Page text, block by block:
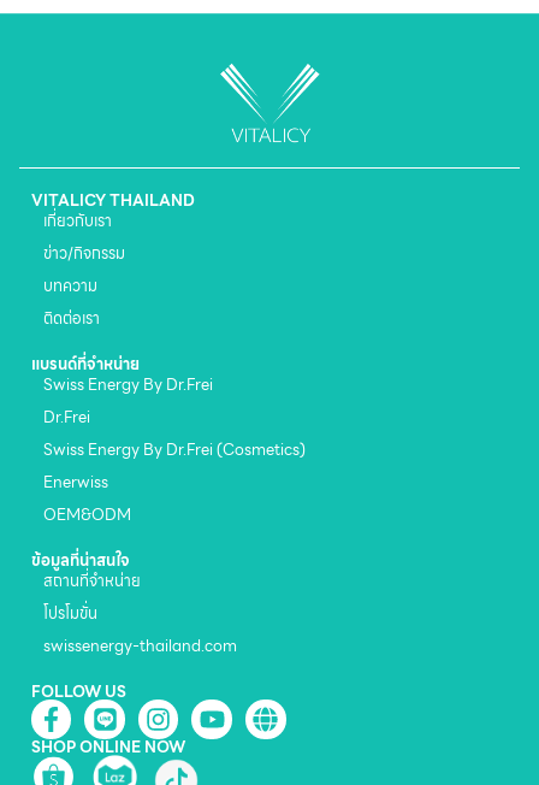
VITALICY THAILAND
เกี่ยวกับเรา
ข่าว/กิจกรรม
บทความ
ติดต่อเรา
แบรนด์ที่จำหน่าย
Swiss Energy By Dr.Frei
Dr.Frei
Swiss Energy By Dr.Frei (Cosmetics)
Enerwiss
OEM&ODM
ข้อมูลที่น่าสนใจ
สถานที่จำหน่าย
โปรโมขั่น
swissenergy-thailand.com
FOLLOW US
SHOP ONLINE NOW